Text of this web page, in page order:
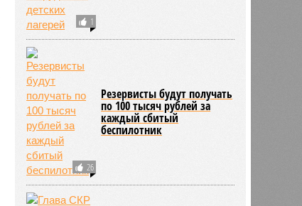
1
26
Резервисты будут получать
по 100 тысяч рублей за
каждый сбитый
беспилотник